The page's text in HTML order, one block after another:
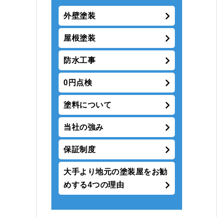
外壁塗装
屋根塗装
防水工事
0円点検
塗料について
当社の強み
保証制度
大手より地元の塗装屋をお勧
めする4つの理由